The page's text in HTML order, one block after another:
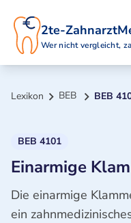
2te-
Wer nicht vergleicht,
Lexikon BEB BEB
BEB 4101
Einarmige
Die einarmige
ein